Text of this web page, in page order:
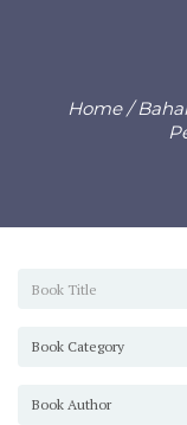
Home/